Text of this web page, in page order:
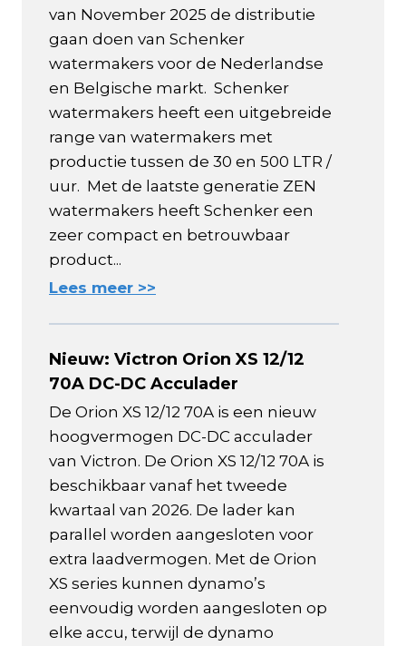
van November 2025 de distributie
gaan doen van Schenker
watermakers voor de Nederlandse
en Belgische markt. Schenker
watermakers heeft een uitgebreide
range van watermakers met
productie tussen de 30 en 500 LTR /
uur. Met de laatste generatie ZEN
watermakers heeft Schenker een
zeer compact en betrouwbaar
product...
Lees meer >>
Nieuw: Victron Orion XS 12/12
70A DC-DC Acculader
De Orion XS 12/12 70A is een nieuw
hoogvermogen DC-DC acculader
van Victron. De Orion XS 12/12 70A is
beschikbaar vanaf het tweede
kwartaal van 2026. De lader kan
parallel worden aangesloten voor
extra laadvermogen. Met de Orion
XS series kunnen dynamo’s
eenvoudig worden aangesloten op
elke accu, terwijl de dynamo